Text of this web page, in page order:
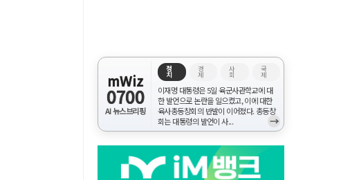
mWiz
0700
AI 뉴스브리핑
정
치
경
제
사
회
국
제
이재명 대통령은 5일 육군사관학교에 대
한 발언으로 논란을 일으켰고, 이에 대한
육사총동창회의 반발이 이어졌다. 총동창
회는 대통령의 발언이 사...
→